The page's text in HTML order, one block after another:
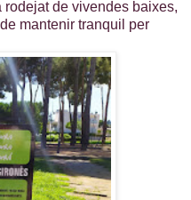
de vivendes baixes,
mantenir tranquil per